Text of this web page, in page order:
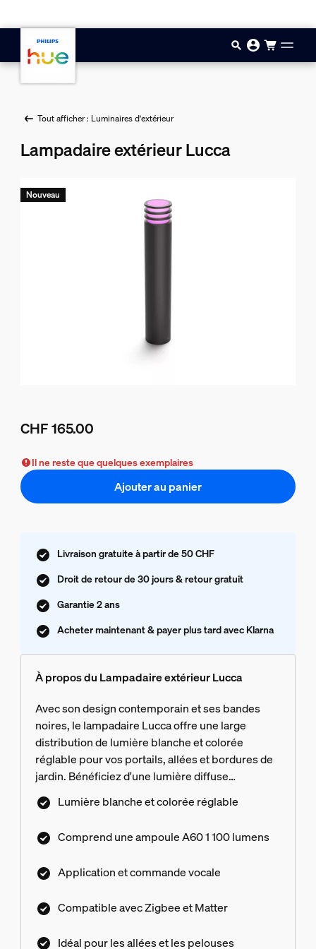
Tout afficher : Luminaires d'extérieur
Lampadaire extérieur Lucca
CHF 165.00
Nouveau
Il ne reste que quelques exemplaires
Ajouter au panier
Livraison gratuite à partir de 50 CHF
Droit de retour de 30 jours & retour gratuit
Garantie 2 ans
Acheter maintenant & payer plus tard avec Klarna
À propos du Lampadaire extérieur Lucca
Avec son design contemporain et ses bandes
noires, le lampadaire Lucca offre une large
distribution de lumière blanche et colorée
réglable pour vos portails, allées et bordures de
jardin. Bénéficiez d'une lumière diffuse
fonctionnelle pour vous guider dans vos espaces
extérieurs. Vous pouvez également régler la
décoratives aux entrées et au jardin. Un Hue
facilement Lucca avec l'application Hue et des
avec un Bridge empêche l'accès non autorisé à
compatibilité Matter offre une intégration plus
Lumière blanche et colorée réglable
Comprend une ampoule A60 1 100 lumens
Application et commande vocale
Compatible avec Zigbee et Matter
Idéal pour les allées et les pelouses